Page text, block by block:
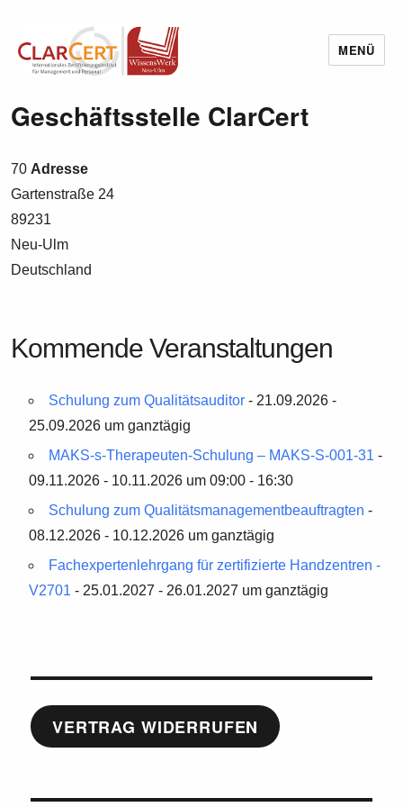
Wissenswerk Neu-Ulm
MENÜ
Geschäftsstelle ClarCert
70 Adresse
Gartenstraße 24
89231
Neu-Ulm
Deutschland
Kommende Veranstaltungen
Schulung zum Qualitätsauditor - 21.09.2026 -
25.09.2026 um ganztägig
MAKS-s-Therapeuten-Schulung – MAKS-S-001-31 -
09.11.2026 - 10.11.2026 um 09:00 - 16:30
Schulung zum Qualitätsmanagementbeauftragten -
08.12.2026 - 10.12.2026 um ganztägig
Fachexpertenlehrgang für zertifizierte Handzentren -
V2701 - 25.01.2027 - 26.01.2027 um ganztägig
VERTRAG WIDERRUFEN